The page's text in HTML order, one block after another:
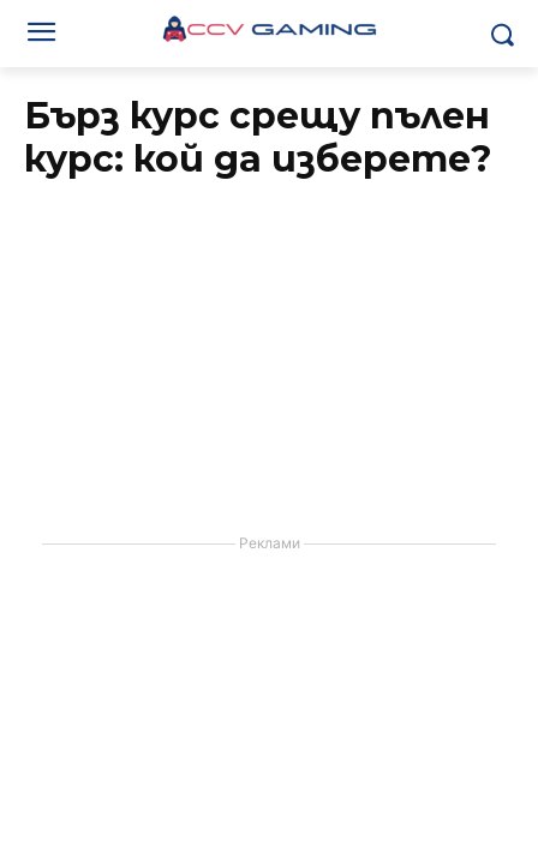
Бърз курс срещу пълен
курс: кой да изберете?
Реклами